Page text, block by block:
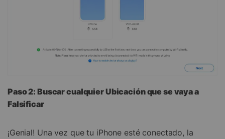
Paso 2: Buscar cualquier Ubicación que se vaya a
Falsificar
¡Genial! Una vez que tu iPhone esté conectado, la